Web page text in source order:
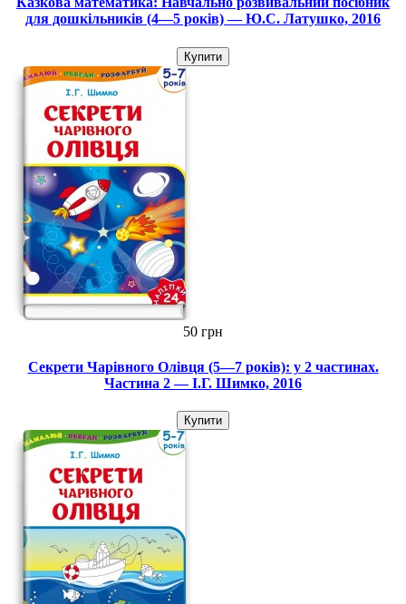
для дошкільників (4—5 років) — Ю.С. Латушко, 2016
Купити
50 грн
Секрети Чарівного Олівця (5—7 років): у 2 частинах.
Частина 2 — І.Г. Шимко, 2016
Купити